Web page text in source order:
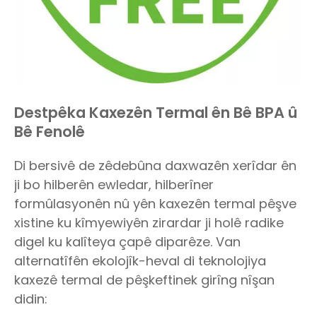
Destpêka Kaxezên Termal ên Bê BPA û
Bê Fenolê
Di bersivê de zêdebûna daxwazên xerîdar ên
ji bo hilberên ewledar, hilberîner
formûlasyonên nû yên kaxezên termal pêşve
xistine ku kîmyewiyên zirardar ji holê radike
digel ku kalîteya çapê diparêze. Van
alternatîfên ekolojîk-heval di teknolojiya
kaxezê termal de pêşkeftinek girîng nîşan
didin: